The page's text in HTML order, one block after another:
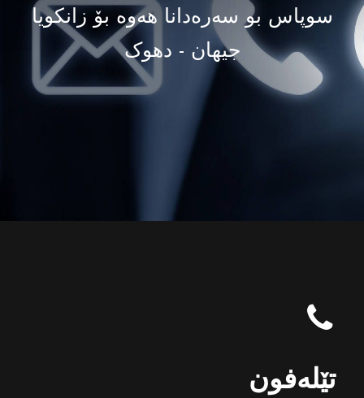
سوپاس بو سەرەدانا هەوە بۆ زانکویا
جیهان - دهوک
تێلەفون